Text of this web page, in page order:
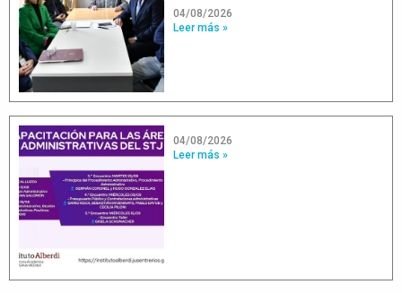
04/08/2026
Leer más »
04/08/2026
Leer más »